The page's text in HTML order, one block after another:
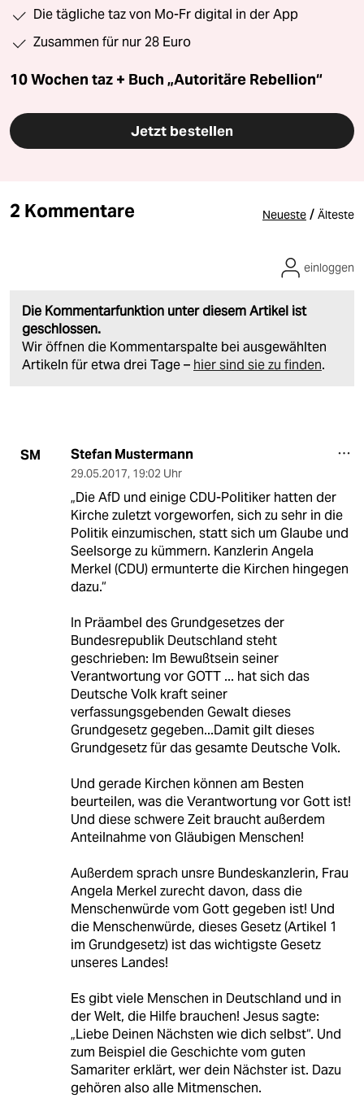
Die tägliche taz von Mo-Fr digital in der App
Zusammen für nur 28 Euro
10 Wochen taz + Buch „Autoritäre Rebellion“
Jetzt bestellen
2 Kommentare Neueste / Älteste
Die Kommentarfunktion unter diesem Artikel ist
geschlossen.
Wir öffnen die Kommentarspalte bei ausgewählten
Artikeln für etwa drei Tage – hier sind sie zu finden.
einloggen
SM Stefan Mustermann
29.05.2017, 19:02 Uhr
„Die AfD und einige CDU-Politiker hatten der
Kirche zuletzt vorgeworfen, sich zu sehr in die
Politik einzumischen, statt sich um Glaube und
Seelsorge zu kümmern. Kanzlerin Angela
Merkel (CDU) ermunterte die Kirchen hingegen
dazu.“
In Präambel des Grundgesetzes der
Bundesrepublik Deutschland steht
geschrieben: Im Bewußtsein seiner
Verantwortung vor GOTT ... hat sich das
Deutsche Volk kraft seiner
verfassungsgebenden Gewalt dieses
Grundgesetz gegeben...Damit gilt dieses
Grundgesetz für das gesamte Deutsche Volk.
Und gerade Kirchen können am Besten
beurteilen, was die Verantwortung vor Gott ist!
Und diese schwere Zeit braucht außerdem
Anteilnahme von Gläubigen Menschen!
Außerdem sprach unsre Bundeskanzlerin, Frau
Angela Merkel zurecht davon, dass die
Menschenwürde vom Gott gegeben ist! Und
die Menschenwürde, dieses Gesetz (Artikel 1
im Grundgesetz) ist das wichtigste Gesetz
unseres Landes!
Es gibt viele Menschen in Deutschland und in
der Welt, die Hilfe brauchen! Jesus sagte:
„Liebe Deinen Nächsten wie dich selbst“. Und
zum Beispiel die Geschichte vom guten
Samariter erklärt, wer dein Nächster ist. Dazu
gehören also alle Mitmenschen.